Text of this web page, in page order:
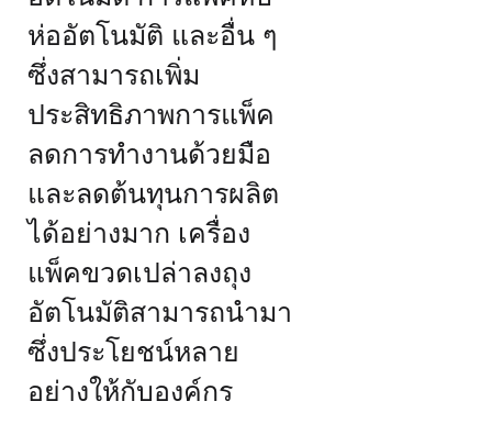
ห่ออัตโนมัติ และอื่น ๆ
ซึ่งสามารถเพิ่ม
ประสิทธิภาพการแพ็ค
ลดการทำงานด้วยมือ
และลดต้นทุนการผลิต
ได้อย่างมาก เครื่อง
แพ็คขวดเปล่าลงถุง
อัตโนมัติสามารถนำมา
ซึ่งประโยชน์หลาย
อย่างให้กับองค์กร